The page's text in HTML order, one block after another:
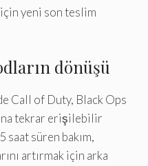
için yeni son teslim
dönüşü
Call of Duty, Black Ops
tekrar erişilebilir
saat süren bakım,
artırmak için arka